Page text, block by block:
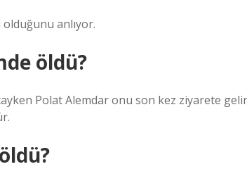
anlıyor.
öldü?
Polat Alemdar onu son kez ziyarete gelir